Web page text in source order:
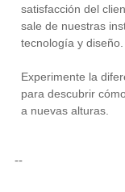
satisfacción del
sale de nuestras
tecnología y diseño.
Experimente la
para descubrir
a nuevas alturas.
--